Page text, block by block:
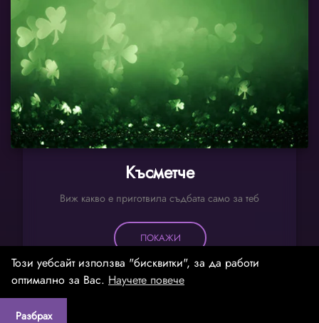
Този уебсайт използва "бисквитки", за да работи
оптимално за Вас. Научете повече
Разбрах
Късметче
Виж какво е приготвила съдбата само за теб
ПОКАЖИ
Контакти|Поверителност